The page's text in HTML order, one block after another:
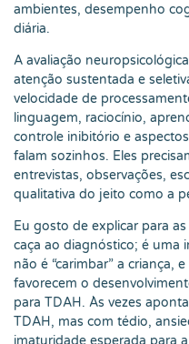
ambientes, desempenho
diária.
A avaliação
atenção sustentada e
velocidade de
linguagem, raciocínio,
controle inibitório e
falam sozinhos. Eles
entrevistas, observações,
qualitativa do jeito como a
Eu gosto de explicar para
caça ao diagnóstico; é uma
não é “carimbar” a criança,
favorecem o
para TDAH. Às vezes
TDAH, mas com tédio,